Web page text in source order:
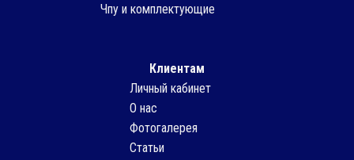
Чпу и комплектующие
Клиентам
Личный кабинет
О нас
Фотогалерея
Статьи